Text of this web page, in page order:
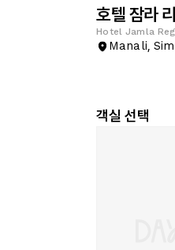
호텔 잠라
Hotel Jamla
Manali,
객실 선택